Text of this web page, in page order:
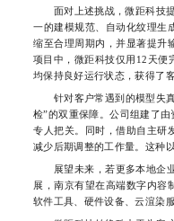
面对上述挑战，微距科技提
一的建模规范、自动化纹理生
缩至合理周期内，并显著提升
项目中，微距科技仅用12天便
均保持良好运行状态，获得了
针对客户常遇到的模型失真
检”的双重保障。公司组建了
专人把关。同时，借助自主研
减少后期调整的工作量。这种
展望未来，若更多本地企业
展，南京有望在高端数字内容
软件工具、硬件设备、云渲染